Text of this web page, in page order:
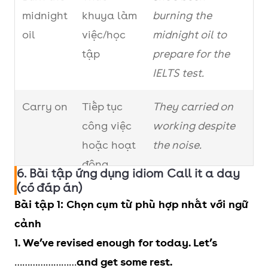
a day.
lid on
dừng lại
shouting loudly, so
the teacher told
them to put a lid on
Stop
Dừng công
việc trong
ngày
(trung tính)
We decided to stop
for the day and
continue tomorrow.
Take a
break
Tạm nghỉ,
chưa kết
and come back to
Wrap
Kết thúc
We’ve covered all
midnight
oil
khuya làm
việc/học
tập
burning the
midnight oil to
prepare for the
IELTS test.
Carry on
Tiếp tục
công việc
hoặc hoạt
động
They carried on
working despite
the noise.
Go the
extra
mile
mức cần
thiết
He always goes
deliver high-
6. Bài tập ứng dụng idiom Call it a day
(có đáp án)
Bài tập 1: Chọn cụm từ phù hợp nhất với ngữ
cảnh
1. We’ve revised enough for today. Let’s
……………………and get some rest.